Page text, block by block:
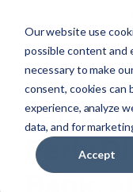
Our website use
possible content and
necessary to make
consent, cookies can
experience, analyze
data, and for
Accept
Perlu
Bank,